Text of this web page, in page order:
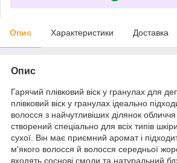
Опис Характеристики Доставка
Опис
Гарячий плівковий віск у гранулах для
плівковий віск у гранулах ідеально
волосся з найчутливіших ділянок обличчя
створений спеціально для всіх типів
сухої. Він має приємний аромат і
м'якого волосся й волосся середньої
входять соснові смоли та натуральний